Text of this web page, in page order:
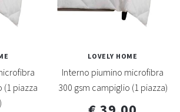
(1 piazza
LOVELY HOME
Interno piumino microfibra
300 gsm campiglio (1 piazza)